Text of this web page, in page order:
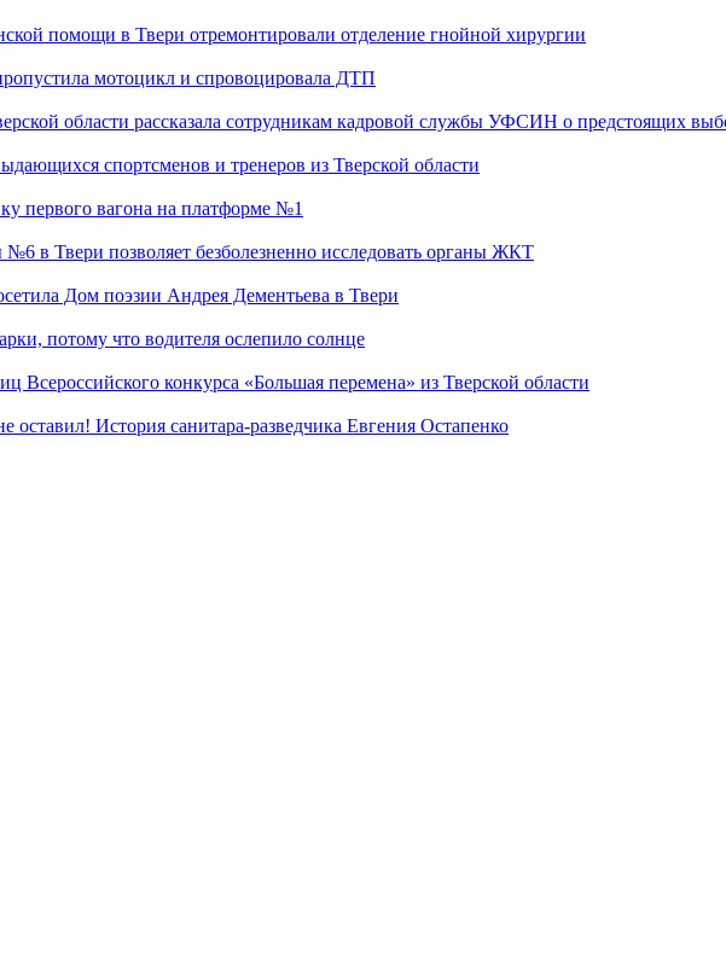
помощи в Твери отремонтировали отделение гнойной хирургии
мотоцикл и спровоцировала ДТП
области рассказала сотрудникам кадровой службы УФСИН о предстоящих
спортсменов и тренеров из Тверской области
первого вагона на платформе №1
в Твери позволяет безболезненно исследовать органы ЖКТ
Дом поэзии Андрея Дементьева в Твери
потому что водителя ослепило солнце
Всероссийского конкурса «Большая перемена» из Тверской области
оставил! История санитара-разведчика Евгения Остапенко